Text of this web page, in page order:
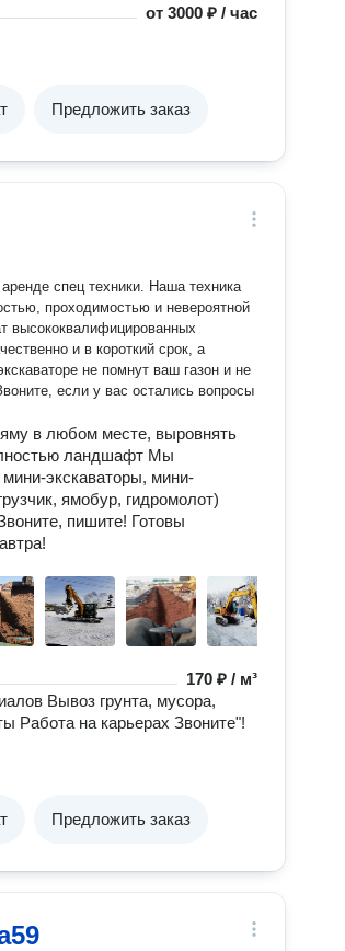
от3000 ₽ / час
Предложить заказ
техники. Наша техника
проходимостью и невероятной
и в короткий срок, а
не помнут ваш газон и не
тротуарную плитку Звоните, если у вас остались вопросы
в любом месте, выровнять
ландшафт Мы
экскаваторы, мини-
ямобур, гидромолот)
пишите! Готовы
170 ₽ / м³
Вывоз грунта, мусора,
Работа на карьерах Звоните"!
Предложить заказ